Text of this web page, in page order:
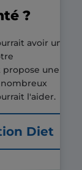
?
avoir un
propose une
l'aider.
Diet